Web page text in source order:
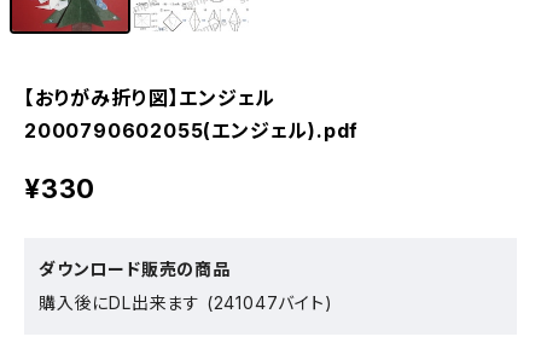
【おりがみ折り図】エンジェル
2000790602055(エンジェル).pdf
¥330
ダウンロード販売の商品
購入後にDL出来ます (241047バイト)